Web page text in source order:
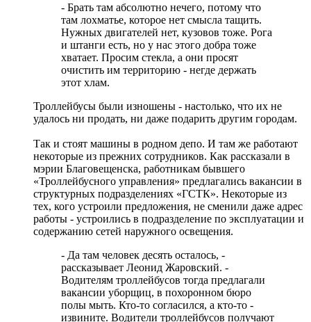
- Брать там абсолютно нечего, потому что
там лохматье, которое нет смысла тащить.
Нужных двигателей нет, кузовов тоже. Рога
и штанги есть, но у нас этого добра тоже
хватает. Просим стекла, а они просят
очистить им территорию - негде держать
этот хлам.
Троллейбусы были изношены - настолько, что их не
удалось ни продать, ни даже подарить другим городам.
Так и стоят машины в родном депо. И там же работают
некоторые из прежних сотрудников. Как рассказали в
мэрии Благовещенска, работникам бывшего
«Троллейбусного управления» предлагались вакансии в
структурных подразделениях «ГСТК». Некоторые из
тех, кого устроили предложения, не сменили даже адрес
работы - устроились в подразделение по эксплуатации и
содержанию сетей наружного освещения.
- Да там человек десять осталось, -
рассказывает Леонид Жаровский. -
Водителям троллейбусов тогда предлагали
вакансии уборщиц, в похоронном бюро
полы мыть. Кто-то согласился, а кто-то -
извините. Водители троллейбусов получают